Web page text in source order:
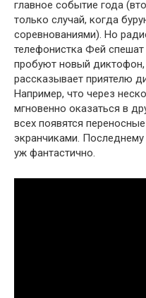
главное событие года
только случай, когда
соревнованиями). Но
телефонистка Фей
пробуют новый
рассказывает приятелю
Например, что через
мгновенно оказаться в
всех появятся
экранчиками.
уж фантастично.